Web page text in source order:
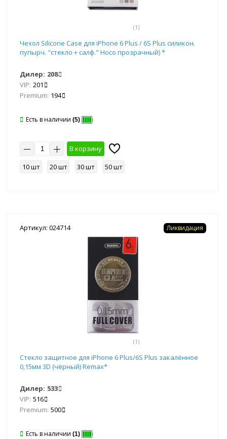
(1)
Чехол Silicone Case для iPhone 6 Plus / 6S Plus силикон.
пупырч. "стекло + салф." Hoco прозрачный) *
Дилер: 208
VIP: 201
Premium: 194
Есть в наличии (5)
В корзину
10 шт
20 шт 30 шт 50 шт
Артикул: 024714
(1)
Ликвидация
Стекло защитное для iPhone 6 Plus/6S Plus закалённое
0,15мм 3D (чёрный) Remax*
Дилер: 533
VIP: 516
Premium: 500
Есть в наличии (1)